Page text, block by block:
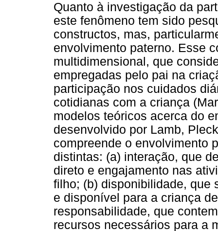
Quanto à investigação da
este fenômeno tem sido
constructos, mas,
envolvimento paterno. Esse
multidimensional, que
empregadas pelo pai na
participação nos cuidados
cotidianas com a criança
modelos teóricos acerca do
desenvolvido por Lamb,
compreende o envolvimento
distintas: (a) interação, que
direto e engajamento nas
filho; (b) disponibilidade, que
e disponível para a criança
responsabilidade, que
recursos necessários para a